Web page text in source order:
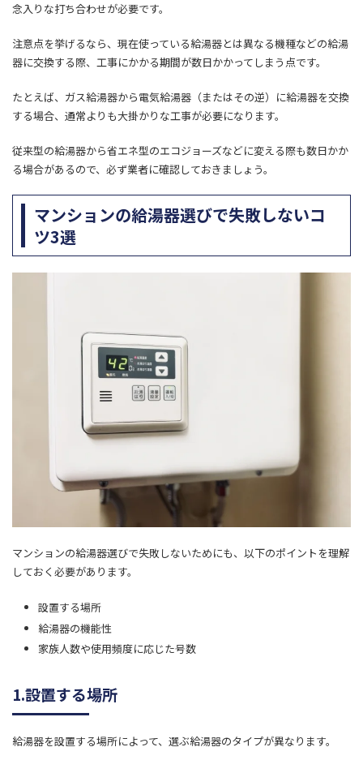
念入りな打ち合わせが必要です。
注意点を挙げるなら、現在使っている給湯器とは異なる機種などの給湯
器に交換する際、工事にかかる期間が数日かかってしまう点です。
たとえば、ガス給湯器から電気給湯器（またはその逆）に給湯器を交換
する場合、通常よりも大掛かりな工事が必要になります。
従来型の給湯器から省エネ型のエコジョーズなどに変える際も数日かか
る場合があるので、必ず業者に確認しておきましょう。
マンションの給湯器選びで失敗しないコ
ツ3選
マンションの給湯器選びで失敗しないためにも、以下のポイントを理解
しておく必要があります。
設置する場所
給湯器の機能性
家族人数や使用頻度に応じた号数
1.設置する場所
給湯器を設置する場所によって、選ぶ給湯器のタイプが異なります。